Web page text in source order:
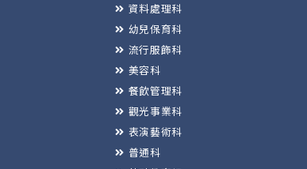
資料處理科
幼兒保育科
流行服飾科
美容科
餐飲管理科
觀光事業科
表演藝術科
普通科